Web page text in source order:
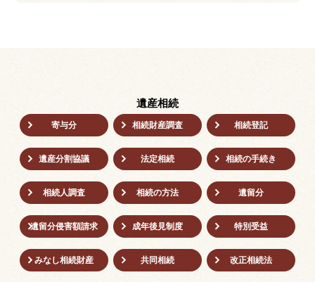
遺産相続
寄与分 相続財産調査 相続登記
遺産分割協議 法定相続 相続の⼿続き
相続人調査 相続の方法 遺留分
遺留分侵害額請求 成年後⾒制度 特別受益
みなし相続財産 共同相続 改正相続法